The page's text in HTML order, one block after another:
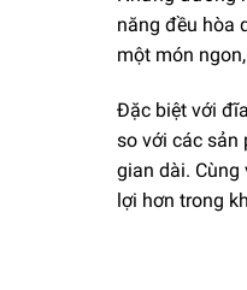
năng đều hòa
một món
Đặc biệt với
so với các sản
gian dài.
lợi hơn trong